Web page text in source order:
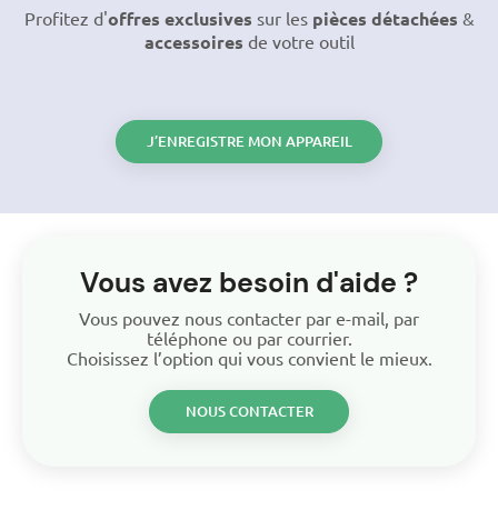
Profitez d'offres exclusives sur les pièces détachées &
accessoires de votre outil
J’ENREGISTRE MON APPAREIL
Vous avez besoin d'aide ?
Vous pouvez nous contacter par e-mail, par
téléphone ou par courrier.
Choisissez l’option qui vous convient le mieux.
NOUS CONTACTER